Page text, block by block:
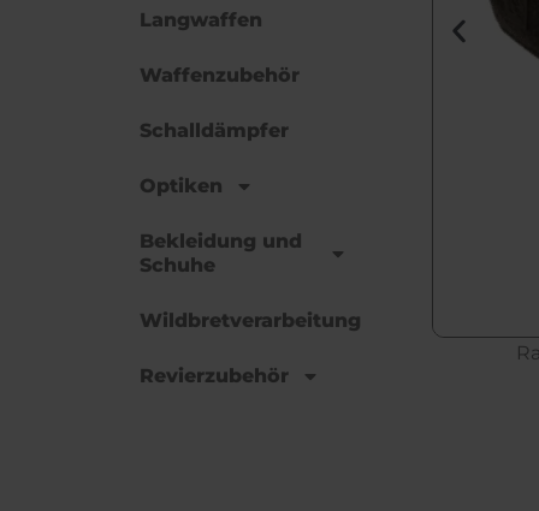
Langwaffen
Waffenzubehör
Schalldämpfer
Optiken
Bekleidung und
Schuhe
Wildbretverarbeitung
Revierzubehör